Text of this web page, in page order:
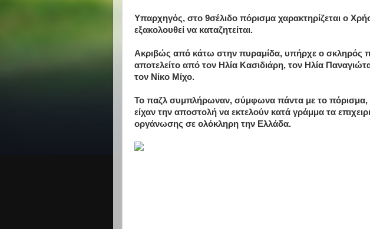
Υπαρχηγός, στο 9σέλιδο πόρισμα χαρακτηρίζεται ο
εξακολουθεί να καταζητείται.
Ακριβώς από κάτω στην πυραμίδα, υπήρχε ο σκληρός
αποτελείτο από τον Ηλία Κασιδιάρη, τον Ηλία
τον Νίκο Μίχο.
Το παζλ συμπλήρωναν, σύμφωνα πάντα με το πόρισμα,
είχαν την αποστολή να εκτελούν κατά γράμμα τα
οργάνωσης σε ολόκληρη την Ελλάδα.